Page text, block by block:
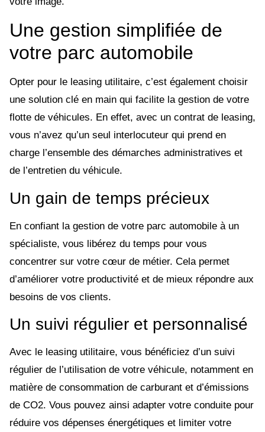
Une gestion simplifiée de
votre parc automobile
Opter pour le leasing utilitaire, c’est également choisir
une solution clé en main qui facilite la gestion de votre
flotte de véhicules. En effet, avec un contrat de leasing,
vous n’avez qu’un seul interlocuteur qui prend en
charge l’ensemble des démarches administratives et
de l’entretien du véhicule.
Un gain de temps précieux
En confiant la gestion de votre parc automobile à un
spécialiste, vous libérez du temps pour vous
concentrer sur votre cœur de métier. Cela permet
d’améliorer votre productivité et de mieux répondre aux
besoins de vos clients.
Un suivi régulier et personnalisé
Avec le leasing utilitaire, vous bénéficiez d’un suivi
régulier de l’utilisation de votre véhicule, notamment en
matière de consommation de carburant et d’émissions
de CO2. Vous pouvez ainsi adapter votre conduite pour
réduire vos dépenses énergétiques et limiter votre